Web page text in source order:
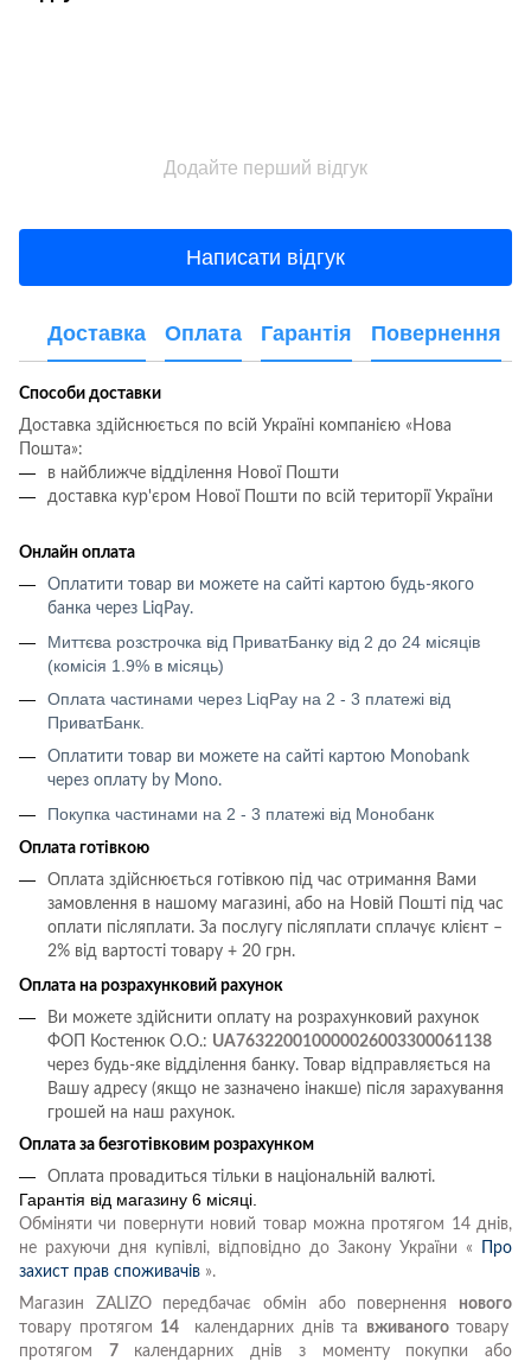
Додайте перший відгук
Написати відгук
Доставка Оплата Гарантія Повернення
Способи доставки
Доставка здійснюється по всій Україні компанією «Нова
Пошта»:
в найближче відділення Нової Пошти
доставка кур'єром Нової Пошти по всій території України
Онлайн оплата
Оплатити товар ви можете на сайті картою будь-якого
банка через LiqPay.
Миттєва розстрочка від ПриватБанку від 2 до 24 місяців
(комісія 1.9% в місяць)
Оплата частинами через LiqPay на 2 - 3 платежі від
ПриватБанк.
Оплатити товар ви можете на сайті картою Monobank
через оплату by Mono.
Покупка частинами на 2 - 3 платежі від Монобанк
Оплата готівкою
Оплата здійснюється готівкою під час отримання Вами
замовлення в нашому магазині, або на Новій Пошті під час
оплати післяплати. За послугу післяплати сплачує клієнт –
2% від вартості товару + 20 грн.
Оплата на розрахунковий рахунок
Ви можете здійснити оплату на розрахунковий рахунок
ФОП Костенюк О.О.: UA763220010000026003300061138
через будь-яке відділення банку. Товар відправляється на
Вашу адресу (якщо не зазначено інакше) після зарахування
грошей на наш рахунок.
Оплата за безготівковим розрахунком
Оплата провадиться тільки в національній валюті.
Гарантія від магазину 6 місяці.
Обміняти чи повернути новий товар можна протягом 14 днів,
не рахуючи дня купівлі, відповідно до Закону України «
Про
захист прав споживачів ».
Магазин ZALIZO передбачає обмін або повернення
нового
товару протягом 14 календарних днів та вживаноготовару
протягом 7календарних днів з моменту покупки або